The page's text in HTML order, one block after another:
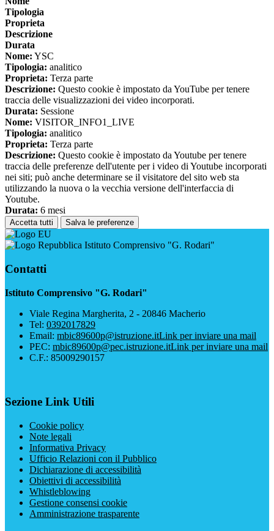
Tipologia
Proprieta
Descrizione
Durata
Nome: YSC
Tipologia: analitico
Proprieta: Terza parte
Descrizione: Questo cookie è impostato da YouTube per tenere
traccia delle visualizzazioni dei video incorporati.
Durata: Sessione
Nome: VISITOR_INFO1_LIVE
Tipologia: analitico
Proprieta: Terza parte
Descrizione: Questo cookie è impostato da Youtube per tenere
traccia delle preferenze dell'utente per i video di Youtube incorporati
nei siti; può anche determinare se il visitatore del sito web sta
utilizzando la nuova o la vecchia versione dell'interfaccia di
Youtube.
Durata: 6 mesi
Accetta tutti Salva le preferenze
Istituto Comprensivo "G. Rodari"
Contatti
Istituto Comprensivo "G. Rodari"
Viale Regina Margherita, 2 - 20846 Macherio
Tel: 0392017829
Email: mbic89600p@istruzione.itLink per inviare una mail
PEC: mbic89600p@pec.istruzione.itLink per inviare una mail
C.F.: 85009290157
Sezione Link Utili
Cookie policy
Note legali
Informativa Privacy
Ufficio Relazioni con il Pubblico
Dichiarazione di accessibilità
Obiettivi di accessibilità
Whistleblowing
Gestione consensi cookie
Amministrazione trasparente